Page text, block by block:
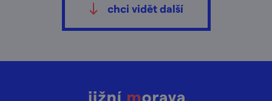
chci vidět další